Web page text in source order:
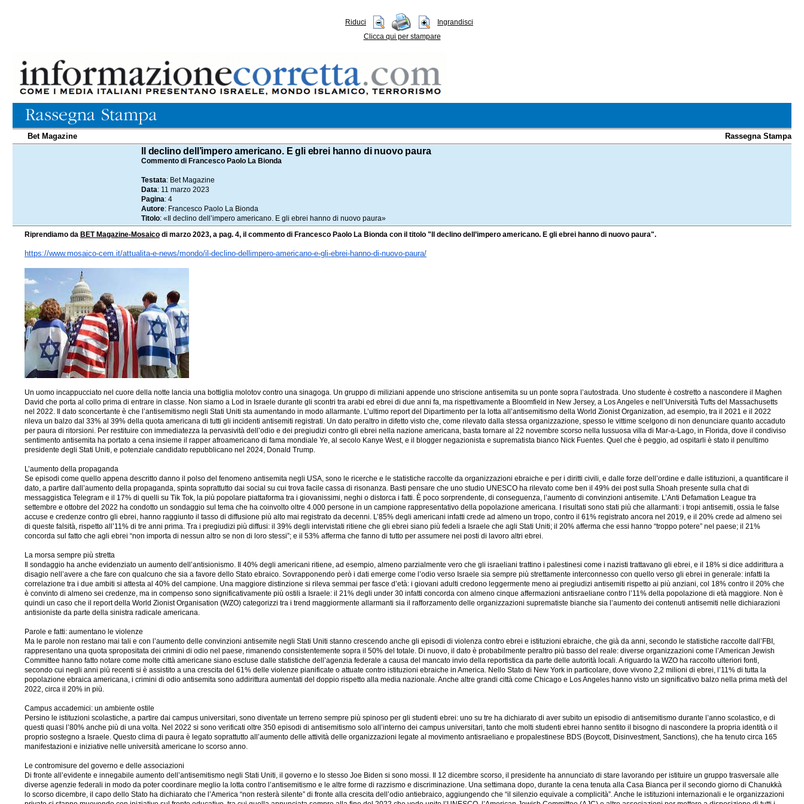
Riduci
Ingrandisci
Clicca qui per stampare
Bet Magazine Rassegna Stampa
Il declino dell’impero americano. E gli ebrei hanno di nuovo paura
Commento di Francesco Paolo La Bionda
Testata: Bet Magazine
Data: 11 marzo 2023
Pagina: 4
Autore: Francesco Paolo La Bionda
Titolo: «Il declino dell’impero americano. E gli ebrei hanno di nuovo paura»
Riprendiamo da BET Magazine-Mosaico di marzo 2023, a pag. 4, il commento di Francesco Paolo La Bionda con il titolo "Il declino dell’impero americano. E gli ebrei hanno di nuovo paura".
https://www.mosaico-cem.it/attualita-e-news/mondo/il-declino-dellimpero-americano-e-gli-ebrei-hanno-di-nuovo-paura/
Un uomo incappucciato nel cuore della notte lancia una bottiglia molotov contro una sinagoga. Un gruppo di miliziani appende uno striscione antisemita su un ponte sopra l’autostrada. Uno studente è costretto a nascondere il Maghen
David che porta al collo prima di entrare in classe. Non siamo a Lod in Israele durante gli scontri tra arabi ed ebrei di due anni fa, ma rispettivamente a Bloomfield in New Jersey, a Los Angeles e nell’Università Tufts del Massachusetts
nel 2022. Il dato sconcertante è che l’antisemitismo negli Stati Uniti sta aumentando in modo allarmante. L’ultimo report del Dipartimento per la lotta all’antisemitismo della World Zionist Organization, ad esempio, tra il 2021 e il 2022
rileva un balzo dal 33% al 39% della quota americana di tutti gli incidenti antisemiti registrati. Un dato peraltro in difetto visto che, come rilevato dalla stessa organizzazione, spesso le vittime scelgono di non denunciare quanto accaduto
per paura di ritorsioni. Per restituire con immediatezza la pervasività dell’odio e dei pregiudizi contro gli ebrei nella nazione americana, basta tornare al 22 novembre scorso nella lussuosa villa di Mar-a-Lago, in Florida, dove il condiviso
sentimento antisemita ha portato a cena insieme il rapper afroamericano di fama mondiale Ye, al secolo Kanye West, e il blogger negazionista e suprematista bianco Nick Fuentes. Quel che è peggio, ad ospitarli è stato il penultimo
presidente degli Stati Uniti, e potenziale candidato repubblicano nel 2024, Donald Trump.
L’aumento della propaganda
Se episodi come quello appena descritto danno il polso del fenomeno antisemita negli USA, sono le ricerche e le statistiche raccolte da organizzazioni ebraiche e per i diritti civili, e dalle forze dell’ordine e dalle istituzioni, a quantificare il
dato, a partire dall’aumento della propaganda, spinta soprattutto dai social su cui trova facile cassa di risonanza. Basti pensare che uno studio UNESCO ha rilevato come ben il 49% dei post sulla Shoah presente sulla chat di
messaggistica Telegram e il 17% di quelli su Tik Tok, la più popolare piattaforma tra i giovanissimi, neghi o distorca i fatti. È poco sorprendente, di conseguenza, l’aumento di convinzioni antisemite. L’Anti Defamation League tra
settembre e ottobre del 2022 ha condotto un sondaggio sul tema che ha coinvolto oltre 4.000 persone in un campione rappresentativo della popolazione americana. I risultati sono stati più che allarmanti: i tropi antisemiti, ossia le false
accuse e credenze contro gli ebrei, hanno raggiunto il tasso di diffusione più alto mai registrato da decenni. L’85% degli americani infatti crede ad almeno un tropo, contro il 61% registrato ancora nel 2019, e il 20% crede ad almeno sei
di queste falsità, rispetto all’11% di tre anni prima. Tra i pregiudizi più diffusi: il 39% degli intervistati ritiene che gli ebrei siano più fedeli a Israele che agli Stati Uniti; il 20% afferma che essi hanno “troppo potere” nel paese; il 21%
concorda sul fatto che agli ebrei “non importa di nessun altro se non di loro stessi”; e il 53% afferma che fanno di tutto per assumere nei posti di lavoro altri ebrei.
La morsa sempre più stretta
Il sondaggio ha anche evidenziato un aumento dell’antisionismo. Il 40% degli americani ritiene, ad esempio, almeno parzialmente vero che gli israeliani trattino i palestinesi come i nazisti trattavano gli ebrei, e il 18% si dice addirittura a
disagio nell’avere a che fare con qualcuno che sia a favore dello Stato ebraico. Sovrapponendo però i dati emerge come l’odio verso Israele sia sempre più strettamente interconnesso con quello verso gli ebrei in generale: infatti la
correlazione tra i due ambiti si attesta al 40% del campione. Una maggiore distinzione si rileva semmai per fasce d’età: i giovani adulti credono leggermente meno ai pregiudizi antisemiti rispetto ai più anziani, col 18% contro il 20% che
è convinto di almeno sei credenze, ma in compenso sono significativamente più ostili a Israele: il 21% degli under 30 infatti concorda con almeno cinque affermazioni antisraeliane contro l’11% della popolazione di età maggiore. Non è
quindi un caso che il report della World Zionist Organisation (WZO) categorizzi tra i trend maggiormente allarmanti sia il rafforzamento delle organizzazioni suprematiste bianche sia l’aumento dei contenuti antisemiti nelle dichiarazioni
antisioniste da parte della sinistra radicale americana.
Parole e fatti: aumentano le violenze
Ma le parole non restano mai tali e con l’aumento delle convinzioni antisemite negli Stati Uniti stanno crescendo anche gli episodi di violenza contro ebrei e istituzioni ebraiche, che già da anni, secondo le statistiche raccolte dall’FBI,
rappresentano una quota spropositata dei crimini di odio nel paese, rimanendo consistentemente sopra il 50% del totale. Di nuovo, il dato è probabilmente peraltro più basso del reale: diverse organizzazioni come l’American Jewish
Committee hanno fatto notare come molte città americane siano escluse dalle statistiche dell’agenzia federale a causa del mancato invio della reportistica da parte delle autorità locali. A riguardo la WZO ha raccolto ulteriori fonti,
secondo cui negli anni più recenti si è assistito a una crescita del 61% delle violenze pianificate o attuate contro istituzioni ebraiche in America. Nello Stato di New York in particolare, dove vivono 2,2 milioni di ebrei, l’11% di tutta la
popolazione ebraica americana, i crimini di odio antisemita sono addirittura aumentati del doppio rispetto alla media nazionale. Anche altre grandi città come Chicago e Los Angeles hanno visto un significativo balzo nella prima metà del
2022, circa il 20% in più.
Campus accademici: un ambiente ostile
Persino le istituzioni scolastiche, a partire dai campus universitari, sono diventate un terreno sempre più spinoso per gli studenti ebrei: uno su tre ha dichiarato di aver subito un episodio di antisemitismo durante l’anno scolastico, e di
questi quasi l’80% anche più di una volta. Nel 2022 si sono verificati oltre 350 episodi di antisemitismo solo all’interno dei campus universitari, tanto che molti studenti ebrei hanno sentito il bisogno di nascondere la propria identità o il
proprio sostegno a Israele. Questo clima di paura è legato soprattutto all’aumento delle attività delle organizzazioni legate al movimento antisraeliano e propalestinese BDS (Boycott, Disinvestment, Sanctions), che ha tenuto circa 165
manifestazioni e iniziative nelle università americane lo scorso anno.
Le contromisure del governo e delle associazioni
Di fronte all’evidente e innegabile aumento dell’antisemitismo negli Stati Uniti, il governo e lo stesso Joe Biden si sono mossi. Il 12 dicembre scorso, il presidente ha annunciato di stare lavorando per istituire un gruppo trasversale alle
diverse agenzie federali in modo da poter coordinare meglio la lotta contro l’antisemitismo e le altre forme di razzismo e discriminazione. Una settimana dopo, durante la cena tenuta alla Casa Bianca per il secondo giorno di Chanukkà
lo scorso dicembre, il capo dello Stato ha dichiarato che l’America “non resterà silente” di fronte alla crescita dell’odio antiebraico, aggiungendo che “il silenzio equivale a complicità”. Anche le istituzioni internazionali e le organizzazioni